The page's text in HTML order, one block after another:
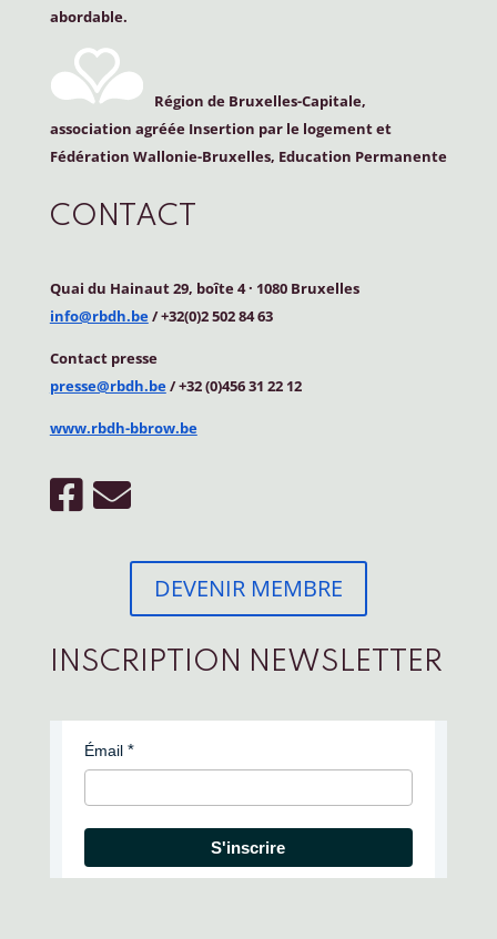
abordable.
Région de Bruxelles-Capitale,
association agréée Insertion par le logement et
Fédération Wallonie-Bruxelles, Education Permanente
CONTACT
Quai du Hainaut 29, boîte 4· 1080 Bruxelles
info@rbdh.be/ +32(0)2 502 84 63
Contact presse
presse@rbdh.be/ +32 (0)456 31 22 12
www.rbdh-bbrow.be
DEVENIR MEMBRE
INSCRIPTION NEWSLETTER
Émail
S'inscrire